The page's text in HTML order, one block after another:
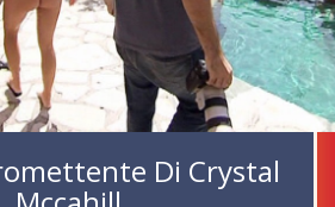
Di Crystal